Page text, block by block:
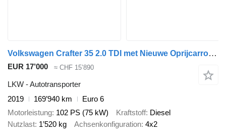
Volkswagen Crafter 35 2.0 TDI met Nieuwe Oprijcarrosserie
EUR 17’000 ≈ CHF 15’890
LKW - Autotransporter
2019
169’940 km
Euro 6
Motorleistung 102 PS (75 kW) Kraftstoff Diesel
Nutzlast 1’520 kg Achsenkonfiguration 4x2